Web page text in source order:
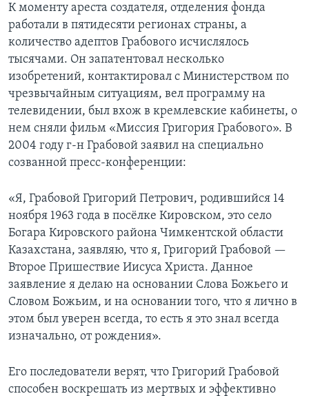
К моменту ареста создателя, отделения фонда
работали в пятидесяти регионах страны, а
количество адептов Грабового исчислялось
тысячами. Он запатентовал несколько
изобретений, контактировал с Министерством по
чрезвычайным ситуациям, вел программу на
телевидении, был вхож в кремлевские кабинеты, о
нем сняли фильм «Миссия Григория Грабового». В
2004 году г-н Грабовой заявил на специально
созванной пресс-конференции:
«Я, Грабовой Григорий Петрович, родившийся 14
ноября 1963 года в посёлке Кировском, это село
Богара Кировского района Чимкентской области
Казахстана, заявляю, что я, Григорий Грабовой —
Второе Пришествие Иисуса Христа. Данное
заявление я делаю на основании Слова Божьего и
Словом Божьим, и на основании того, что я лично в
этом был уверен всегда, то есть я это знал всегда
изначально, от рождения».
Его последователи верят, что Григорий Грабовой
способен воскрешать из мертвых и эффективно